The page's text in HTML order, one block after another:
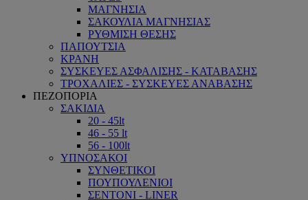
ΜΑΓΝΗΣΙΑ
ΣΑΚΟΥΛΙΑ ΜΑΓΝΗΣΙΑΣ
ΡΥΘΜΙΣΗ ΘΕΣΗΣ
ΠΑΠΟΥΤΣΙΑ
ΚΡΑΝΗ
ΣΥΣΚΕΥΕΣ ΑΣΦΑΛΙΣΗΣ - ΚΑΤΑΒΑΣΗΣ
ΤΡΟΧΑΛΙΕΣ - ΣΥΣΚΕΥΕΣ ΑΝΑΒΑΣΗΣ
ΠΕΖΟΠΟΡΙΑ
ΣΑΚΙΔΙΑ
20 - 45lt
46 - 55 lt
56 - 100lt
ΥΠΝΟΣΑΚΟΙ
ΣΥΝΘΕΤΙΚΟΙ
ΠΟΥΠΟΥΛΕΝΙΟΙ
ΣΕΝΤΟΝΙ - LINER